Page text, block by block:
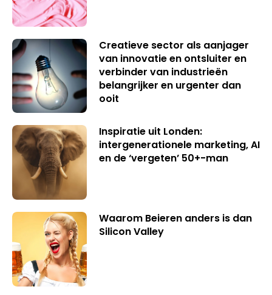
Creatieve sector als aanjager
van innovatie en ontsluiter en
verbinder van industrieën
belangrijker en urgenter dan
ooit
Inspiratie uit Londen:
intergenerationele marketing, AI
en de ‘vergeten’ 50+-man
Waarom Beieren anders is dan
Silicon Valley